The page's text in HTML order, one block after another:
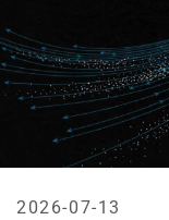
2026-07-13